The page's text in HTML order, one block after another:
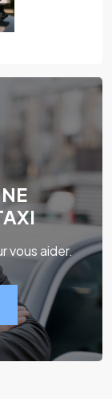
vous aider.